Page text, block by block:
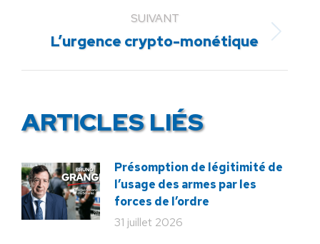
SUIVANT
Article
:
L’urgence crypto-monétique
ARTICLES LIÉS
Présomption de légitimité de
l’usage des armes par les
forces de l’ordre
31 juillet 2026